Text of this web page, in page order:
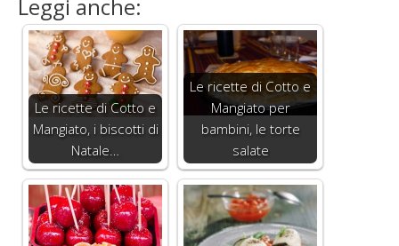
Leggi anche:
Le ricette di Cotto e
Mangiato, i biscotti di
Natale…
Le ricette di Cotto e
Mangiato per
bambini, le torte
salate